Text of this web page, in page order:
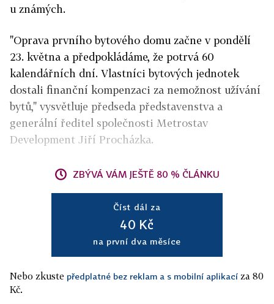
u známých.
"Oprava prvního bytového domu začne v pondělí
23. května a předpokládáme, že potrvá 60
kalendářních dní. Vlastníci bytových jednotek
dostali finanční kompenzaci za nemožnost užívání
bytů," vysvětluje předseda představenstva a
generální ředitel společnosti Metrostav
Development Jiří Procházka.
ZBÝVÁ VÁM JEŠTĚ 80 % ČLÁNKU
Číst dál za
40 Kč
na první dva měsíce
Nebo zkuste předplatné bez reklam a s mobilní aplikací za 80
Kč.